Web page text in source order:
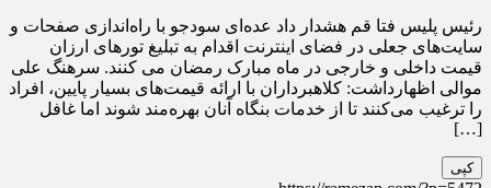
رئیس پلیس فتا قم هشدار داد عده‌ای سودجو با راه‌اندازی صفحات و
سایت‌های جعلی در فضای اینترنت اقدام به تبلیغ تورهای ارزان
قیمت داخلی و خارجی در ماه مبارک رمضان می کنند. سرهنگ علی
موالی اظهارداشت: کلاهبرداران با ارائه قیمت‌های بسیار پایین، افراد
را ترغیب می‌کنند تا از خدمات بنگاه آنان بهره‌مند شوند اما غافل
[…]
کپی